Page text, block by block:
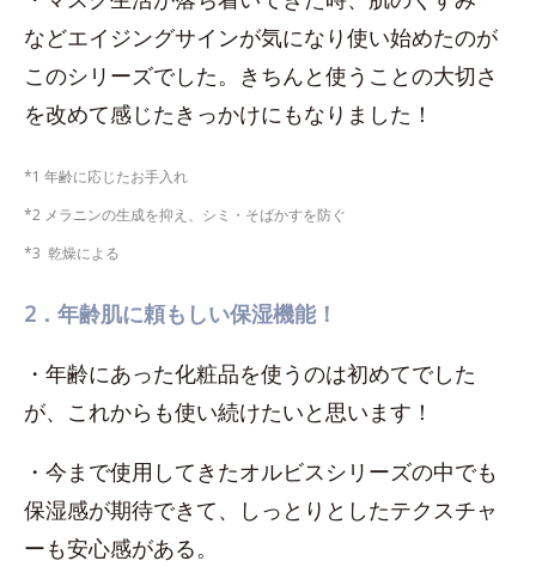
などエイジングサインが気になり使い始めたのが
このシリーズでした。きちんと使うことの大切さ
を改めて感じたきっかけにもなりました！
*1 年齢に応じたお手入れ
*2 メラニンの生成を抑え、シミ・そばかすを防ぐ
*3 乾燥による
2．年齢肌に頼もしい保湿機能！
・年齢にあった化粧品を使うのは初めてでした
が、これからも使い続けたいと思います！
・今まで使用してきたオルビスシリーズの中でも
保湿感が期待できて、しっとりとしたテクスチャ
ーも安心感がある。